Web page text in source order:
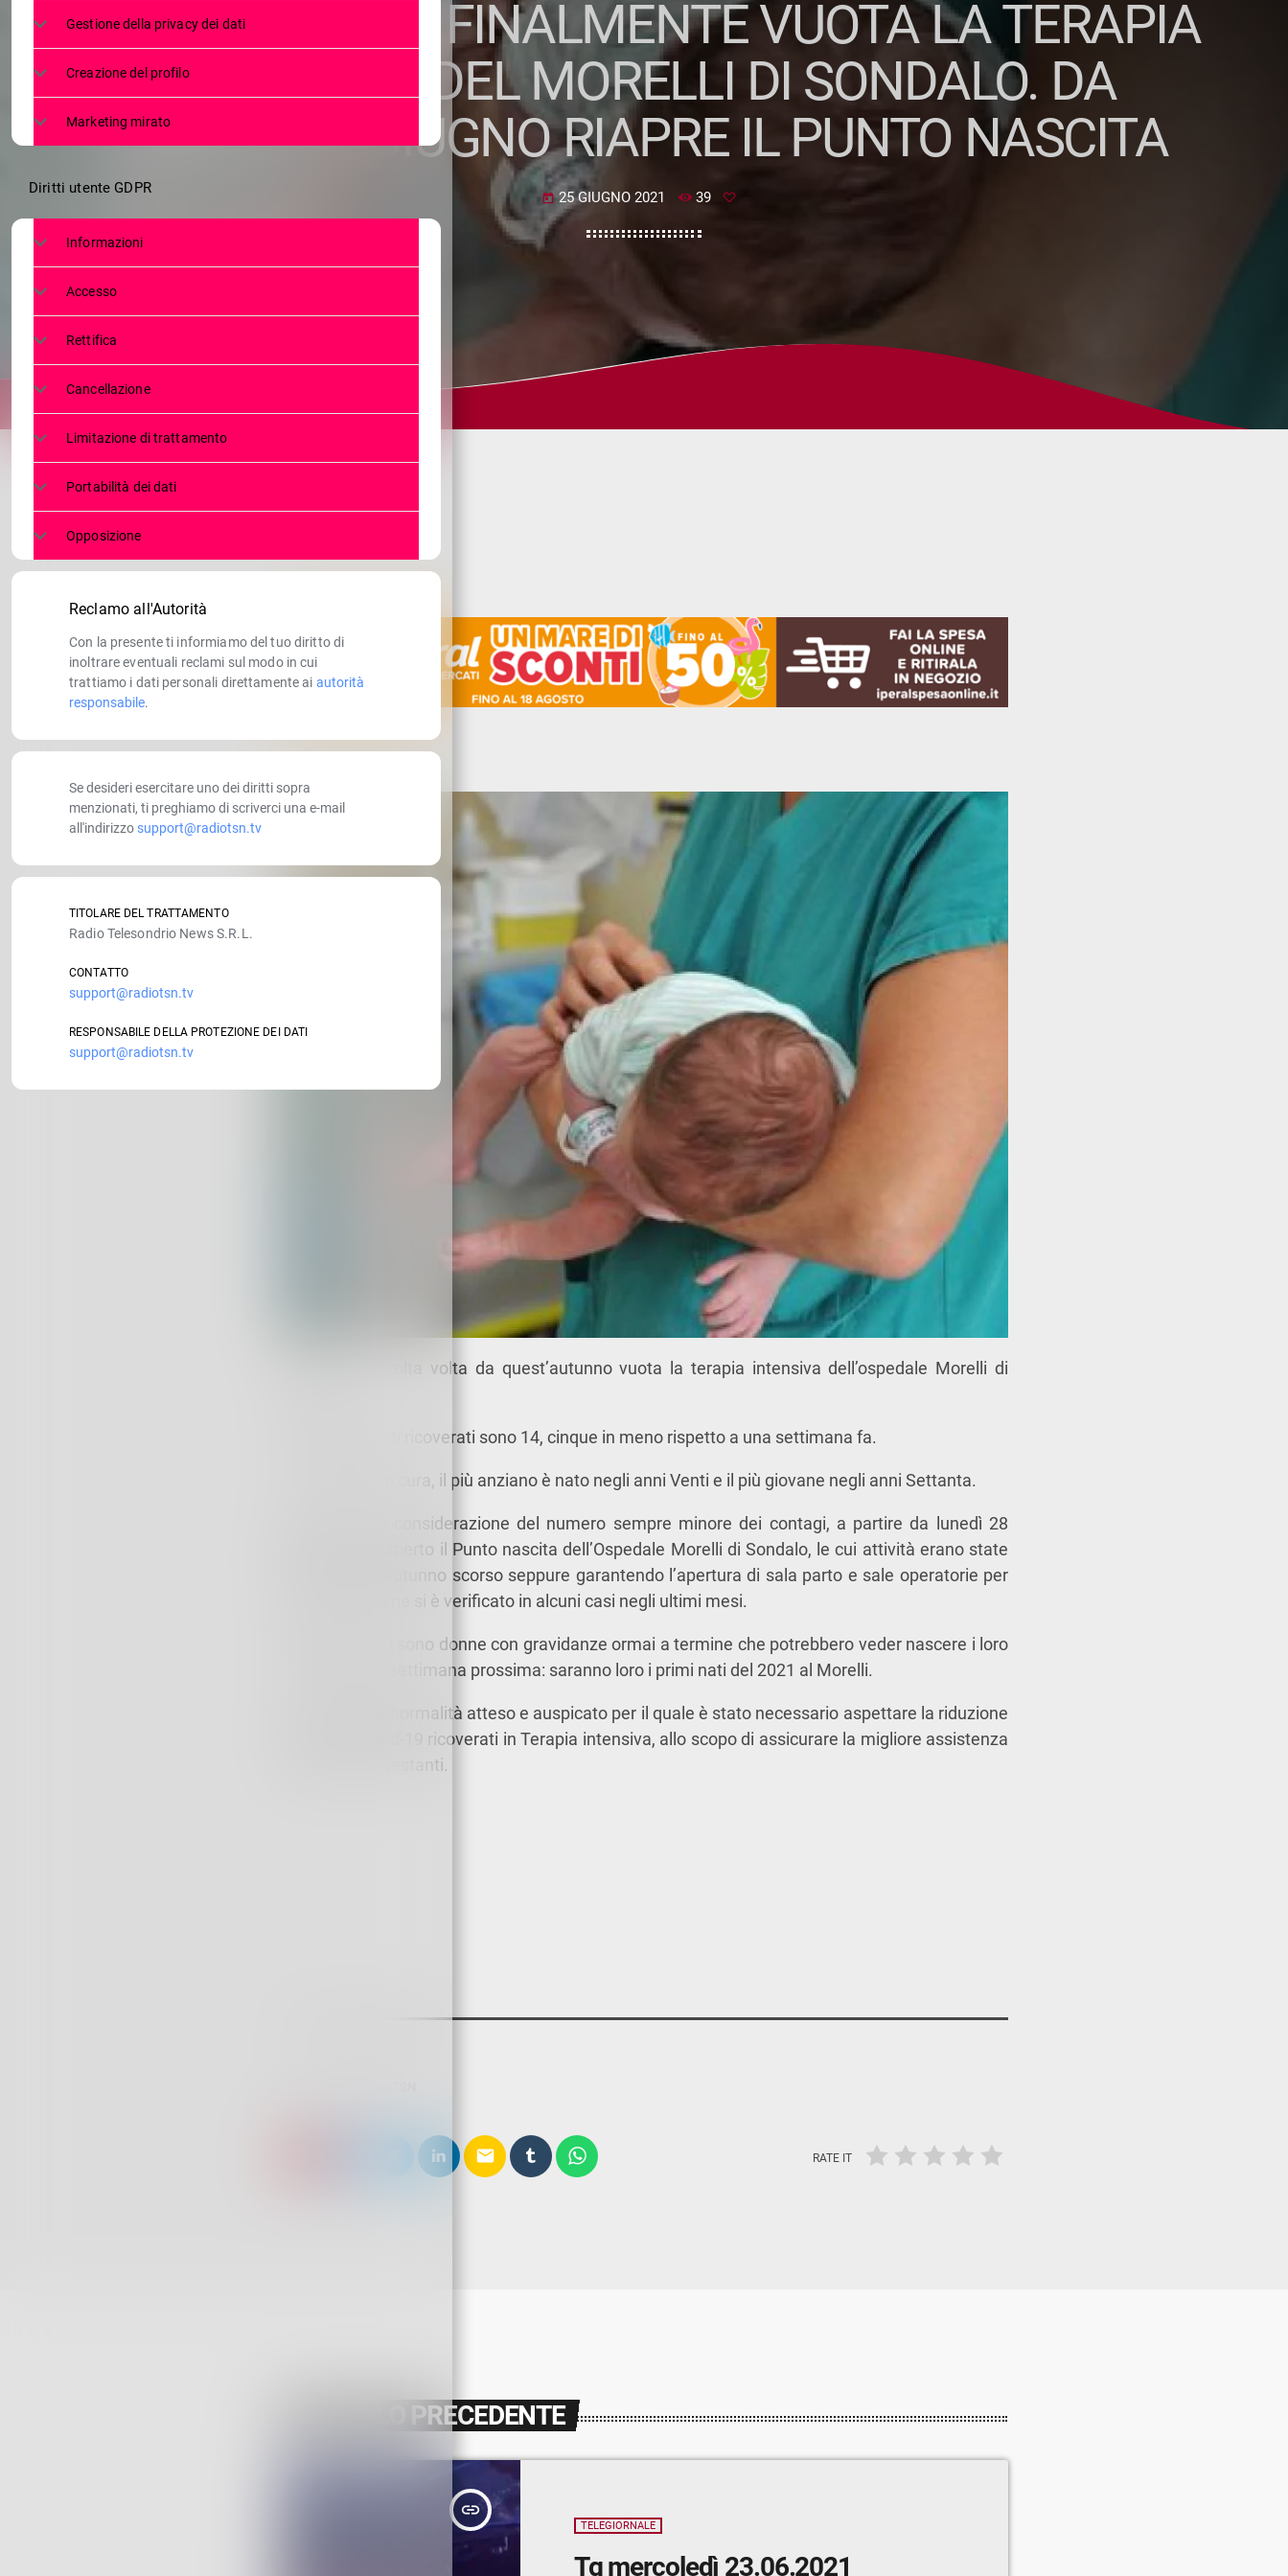
CORONAVIRUS, FINALMENTE VUOTA LA TERAPIA
INTENSIVA DEL MORELLI DI SONDALO. DA
LUNEDÌ 28 GIUGNO RIAPRE IL PUNTO NASCITA
today 25 GIUGNO 2021 39
Per la prima volta volta da quest’autunno vuota la terapia intensiva dell’ospedale Morelli di
Qui oggi i malati ricoverati sono 14, cinque in meno rispetto a una settimana fa.
Tra i pazienti in cura, il più anziano è nato negli anni Venti e il più giovane negli anni Settanta.
Proprio per in considerazione del numero sempre minore dei contagi, a partire da lunedì 28
giugno sarà riaperto il Punto nascita dell’Ospedale Morelli di Sondalo, le cui attività erano state
sospese, nell’autunno scorso seppure garantendo l’apertura di sala parto e sale operatorie per
le urgenze, come si è verificato in alcuni casi negli ultimi mesi.
Attualmente ci sono donne con gravidanze ormai a termine che potrebbero veder nascere i loro
bambini già la settimana prossima: saranno loro i primi nati del 2021 al Morelli.
Un ritorno alla normalità atteso e auspicato per il quale è stato necessario aspettare la riduzione
dei malati covid-19 ricoverati in Terapia intensiva, allo scopo di assicurare la migliore assistenza
possibile alle gestanti.
email RATE IT
ARTICOLO PRECEDENTE
insert_link
TELEGIORNALE
Tg mercoledì 23.06.2021
Gestione della privacy dei dati
Creazione del profilo
Marketing mirato
Diritti utente GDPR
Informazioni
Accesso
Rettifica
Cancellazione
Limitazione di trattamento
Portabilità dei dati
Opposizione
Reclamo all'Autorità
Con la presente ti informiamo del tuo diritto di
inoltrare eventuali reclami sul modo in cui
trattiamo i dati personali direttamente ai autorità
responsabile.
Se desideri esercitare uno dei diritti sopra
menzionati, ti preghiamo di scriverci una e-mail
all'indirizzo support@radiotsn.tv
TITOLARE DEL TRATTAMENTO
Radio Telesondrio News S.R.L.
CONTATTO
support@radiotsn.tv
RESPONSABILE DELLA PROTEZIONE DEI DATI
support@radiotsn.tv